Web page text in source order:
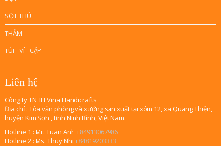
SỌT THÚ
THẢM
TÚI - VÍ - CẶP
Liên hệ
Công ty TNHH Vina Handicrafts
Địa chỉ : Tòa văn phòng và xưởng sản xuất tại xóm 12, xã Quang Thiện,
huyện Kim Sơn , tỉnh Ninh Bình, Việt Nam.
Hotline 1 : Mr. Tuan Anh +84913067986
Hotline 2 : Ms. Thuy Nhi +84819203333